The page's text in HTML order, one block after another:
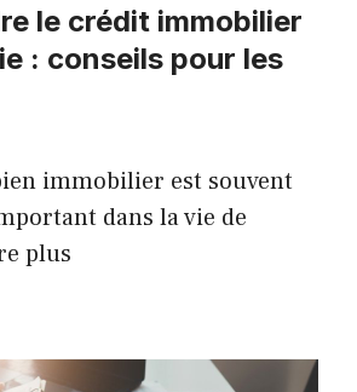
le crédit immobilier
: conseils pour les
immobilier est souvent
dans la vie de
plus